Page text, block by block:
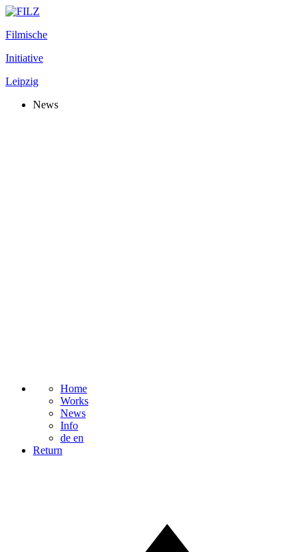
Filmische
Initiative
Leipzig
News
Home
Works
News
Info
de en
Return